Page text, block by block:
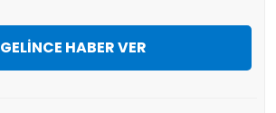
GELİNCE HABER VER